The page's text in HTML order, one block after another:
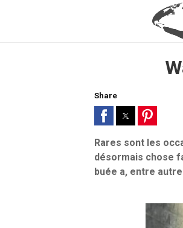
Share
Rares sont les
désormais chose
buée a, entre